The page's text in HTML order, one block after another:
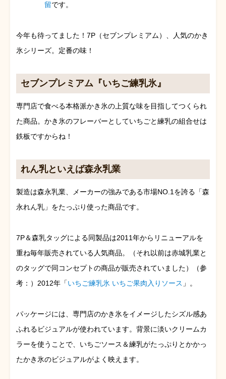
留です。
今年も待ってました！7P（セブンプレミアム）、人気のかき
氷シリーズ。定番の味！
セブンプレミアム『いちご練乳氷』
専門店で食べる本格派かき氷の上質な味を目指してつくられ
た商品。かき氷のフレーバーとしていちごと練乳の組合せは
鉄板ですからね！
れん乳といえば森永乳業
製造は森永乳業、メーカーの強みである市場NO.1を誇る「森
永れん乳」をたっぷり使った商品です。
7P＆森乳タッグによる同製品は2011年からリニューアルを
重ね毎年販売されている人気商品。（それ以前は赤城乳業と
のタッグで同コンセプトの商品が販売されていました）（参
考：）2012年「いちご練乳氷 いちご果肉入りソース 」。
パッケージには、専門店のかき氷をイメージしたシズル感あ
ふれるビジュアルが使われています。背景に淡いクリームカ
ラーを使うことで、いちごソース＆練乳がたっぷりとかかっ
たかき氷のビジュアルがよく映えます。